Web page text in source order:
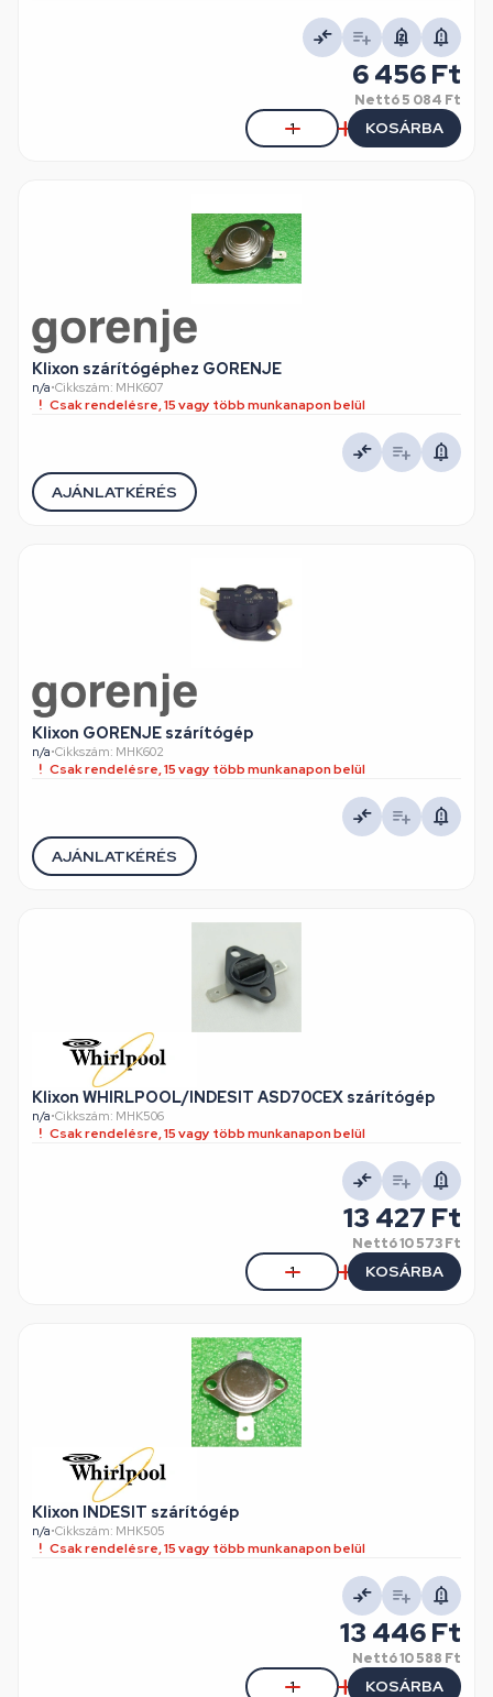
6 456 Ft
Nettó5 084 Ft
KOSÁRBA
Klixon szárítógéphez GORENJE
n/a•Cikkszám: MHK607
Csak rendelésre, 15 vagy több munkanapon belül
AJÁNLATKÉRÉS
Klixon GORENJE szárítógép
n/a•Cikkszám: MHK602
Csak rendelésre, 15 vagy több munkanapon belül
AJÁNLATKÉRÉS
Klixon WHIRLPOOL/INDESIT ASD70CEX szárítógép
n/a•Cikkszám: MHK506
Csak rendelésre, 15 vagy több munkanapon belül
13 427 Ft
Nettó10 573 Ft
KOSÁRBA
Klixon INDESIT szárítógép
n/a•Cikkszám: MHK505
Csak rendelésre, 15 vagy több munkanapon belül
13 446 Ft
Nettó10 588 Ft
KOSÁRBA